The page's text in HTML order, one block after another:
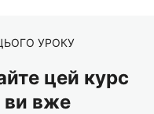
УРОКУ
цей курс
ви вже